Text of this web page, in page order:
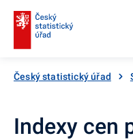
Český statistický úřad
Indexy cen